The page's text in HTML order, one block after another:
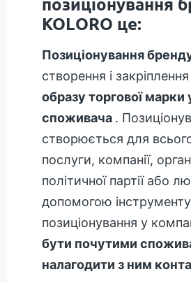
KOLORO це:
Позиціонування
створення і
образу торгової марки
споживача .
створюється для
послуги, компанії,
політичної партії або
допомогою інструменту
позиціонування у
бути почутими
налагодити з ним